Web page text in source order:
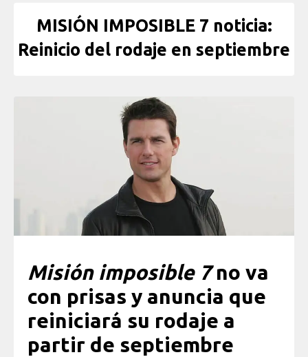
MISIÓN IMPOSIBLE 7 noticia:
Reinicio del rodaje en septiembre
Misión imposible 7no va
con prisas y anuncia que
reiniciará su rodaje a
partir de septiembre